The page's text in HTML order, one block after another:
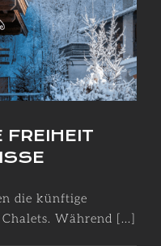
FREIHEIT
die künftige
Während [...]